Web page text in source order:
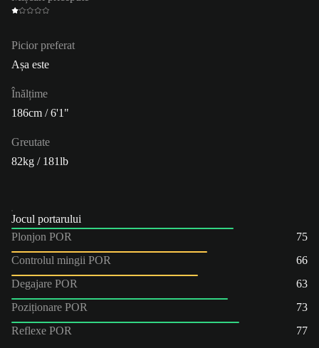
Picior preferat
Așa este
Înălțime
186cm / 6'1"
Greutate
82kg / 181lb
Jocul portarului
Plonjon POR
75
Controlul mingii POR
66
Degajare POR
63
Poziționare POR
73
Reflexe POR
77